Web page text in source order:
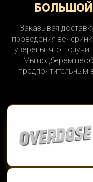
Заказывая
проведения
уверены, что
Мы подберем
предпочтительным